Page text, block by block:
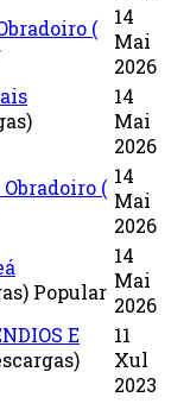
(
14
Mai
2026
14
Mai
2026
( 14
Mai
2026
Popular
14
Mai
2026
E
11
Xul
2023